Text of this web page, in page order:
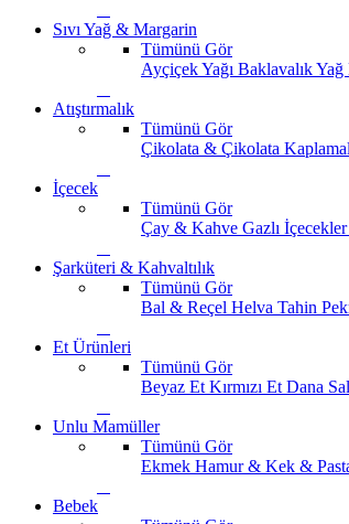
Sıvı Yağ & Margarin
Tümünü Gör
Ayçiçek Yağı Baklavalık Yağ
Atıştırmalık
Tümünü Gör
Çikolata & Çikolata
İçecek
Tümünü Gör
Çay & Kahve Gazlı İçecekler
Şarküteri & Kahvaltılık
Tümünü Gör
Bal & Reçel Helva Tahin
Et Ürünleri
Tümünü Gör
Beyaz Et Kırmızı Et Dana
Unlu Mamüller
Tümünü Gör
Ekmek Hamur & Kek &
Bebek